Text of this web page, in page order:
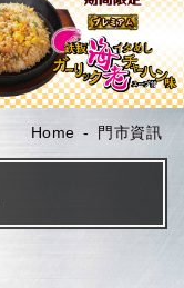
Home 門市資訊